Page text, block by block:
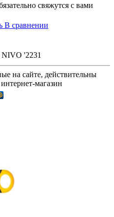
свяжутся с вами
В сравнении
'2231
на сайте, действительны
интернет-магазин